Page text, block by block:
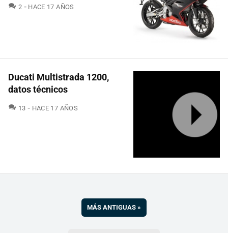
2 COMENTARIOS
HACE 17 AÑOS
Ducati Multistrada 1200,
datos técnicos
13 COMENTARIOS
HACE 17 AÑOS
MÁS ANTIGUAS »